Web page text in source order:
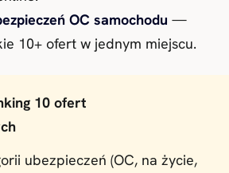
OC samochodu —
10+ ofert w jednym miejscu.
10 ofert
ubezpieczeń (OC, na życie,